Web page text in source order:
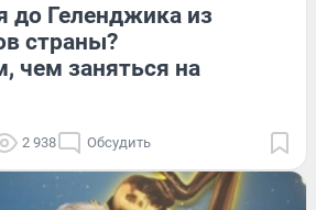
до Геленджика из
страны?
чем заняться на
2 938 Обсудить